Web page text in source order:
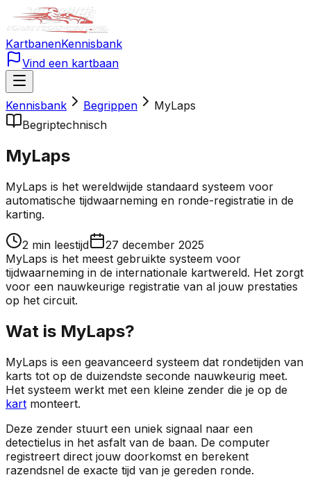
KartbanenKennisbank
Vind een kartbaan
Kennisbank Begrippen
MyLaps
Begriptechnisch
MyLaps
MyLaps is het wereldwijde standaard systeem voor
automatische tijdwaarneming en ronde-registratie in de
karting.
2 min leestijd
27 december 2025
MyLaps is het meest gebruikte systeem voor
tijdwaarneming in de internationale kartwereld. Het zorgt
voor een nauwkeurige registratie van al jouw prestaties
op het circuit.
Wat is MyLaps?
MyLaps is een geavanceerd systeem dat rondetijden van
karts tot op de duizendste seconde nauwkeurig meet.
Het systeem werkt met een kleine zender die je op de
kart monteert.
Deze zender stuurt een uniek signaal naar een
detectielus in het asfalt van de baan. De computer
registreert direct jouw doorkomst en berekent
razendsnel de exacte tijd van je gereden ronde.